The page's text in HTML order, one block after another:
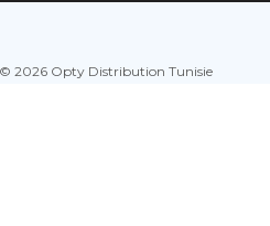
© 2026 Opty Distribution Tunisie